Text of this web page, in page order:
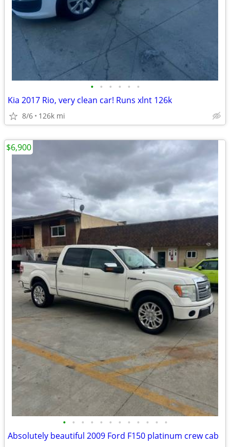
• • • • • •
Kia 2017 Rio, very clean car! Runs xlnt 126k
8/6 126k mi
• • • • • • • • • • • •
Absolutely beautiful 2009 Ford F150 platinum crew cab
$6,900